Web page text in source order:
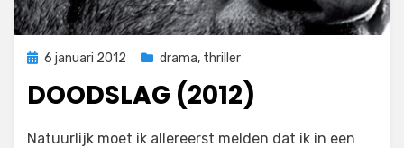
Geplaatst
6 januari 2012 drama, thriller
DOODSLAG (2012)
door Filmofiel.nl
5 reacties
Natuurlijk moet ik allereerst melden dat ik in een